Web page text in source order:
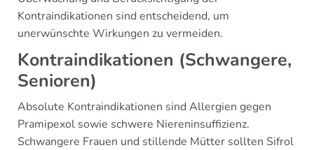
Kontraindikationen sind entscheidend, um
unerwünschte Wirkungen zu vermeiden.
Kontraindikationen (Schwangere,
Senioren)
Absolute Kontraindikationen sind Allergien gegen
Pramipexol sowie schwere Niereninsuffizienz.
Schwangere Frauen und stillende Mütter sollten Sifrol